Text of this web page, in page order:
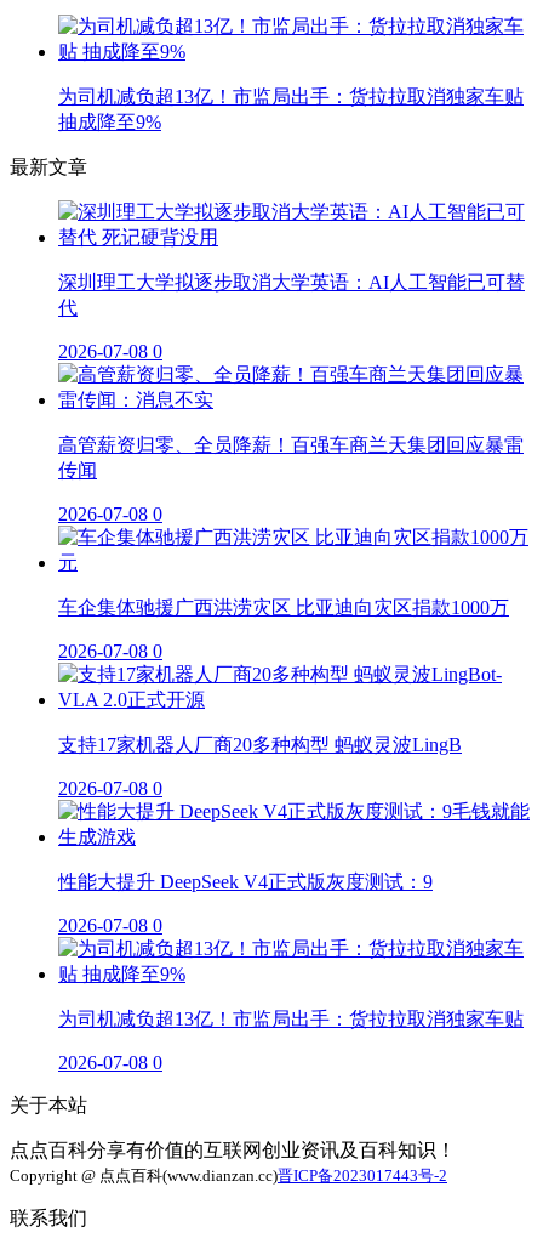
为司机减负超13亿！市监局出手：货拉拉取消独家车贴
抽成降至9%
最新文章
深圳理工大学拟逐步取消大学英语：AI人工智能已可替
代
2026-07-08 0
高管薪资归零、全员降薪！百强车商兰天集团回应暴雷
传闻
2026-07-08 0
车企集体驰援广西洪涝灾区 比亚迪向灾区捐款1000万
2026-07-08 0
支持17家机器人厂商20多种构型 蚂蚁灵波LingB
2026-07-08 0
性能大提升 DeepSeek V4正式版灰度测试：9
2026-07-08 0
为司机减负超13亿！市监局出手：货拉拉取消独家车贴
2026-07-08 0
关于本站
点点百科分享有价值的互联网创业资讯及百科知识！
Copyright @ 点点百科(www.dianzan.cc)晋ICP备2023017443号-2
联系我们